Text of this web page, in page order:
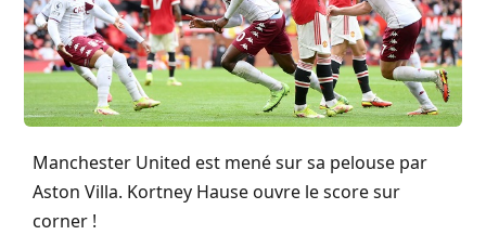
Manchester United est mené sur sa pelouse par
Aston Villa. Kortney Hause ouvre le score sur
corner !